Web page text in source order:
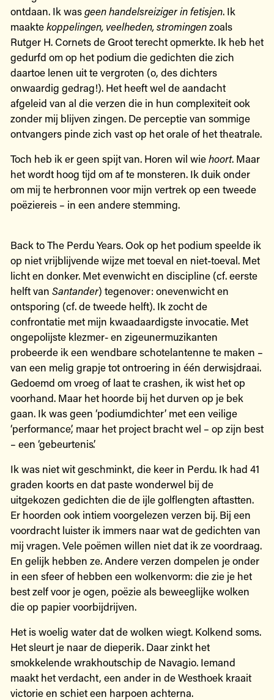
ontdaan. Ik wasgeen handelsreiziger in fetisjen. Ik
maaktekoppelingen, veelheden, stromingenzoals
Rutger H. Cornets de Groot terecht opmerkte. Ik heb het
gedurfd om op het podium die gedichten die zich
daartoe lenen uit te vergroten (o, des dichters
onwaardig gedrag!). Het heeft wel de aandacht
afgeleid van al die verzen die in hun complexiteit ook
zonder mij blijven zingen. De perceptie van sommige
ontvangers pinde zich vast op het orale of het theatrale.
Toch heb ik er geen spijt van. Horen wil wiehoort. Maar
het wordt hoog tijd om af te monsteren. Ik duik onder
om mij te herbronnen voor mijn vertrek op een tweede
poëziereis – in een andere stemming.
Back to The Perdu Years. Ook op het podium speelde ik
op niet vrijblijvende wijze met toeval en niet-toeval. Met
licht en donker. Met evenwicht en discipline (cf. eerste
helft van Santander) tegenover: onevenwicht en
ontsporing (cf. de tweede helft). Ik zocht de
confrontatie met mijn kwaadaardigste invocatie. Met
ongepolijste klezmer- en zigeunermuzikanten
probeerde ik een wendbare schotelantenne te maken –
van een melig grapje tot ontroering in één derwisjdraai.
Gedoemd om vroeg of laat te crashen, ik wist het op
voorhand. Maar het hoorde bij het durven op je bek
gaan. Ik was geen ‘podiumdichter’ met een veilige
‘performance’, maar het project bracht wel – op zijn best
– een ‘gebeurtenis’.
Ik was niet wit geschminkt, die keer in Perdu. Ik had 41
graden koorts en dat paste wonderwel bij de
uitgekozen gedichten die de ijle golflengten aftastten.
Er hoorden ook intiem voorgelezen verzen bij. Bij een
voordracht luister ik immers naar wat de gedichten van
mij vragen. Vele poëmen willen niet dat ik ze voordraag.
En gelijk hebben ze. Andere verzen dompelen je onder
in een sfeer of hebben een wolkenvorm: die zie je het
best zelf voor je ogen, poëzie als beweeglijke wolken
die op papier voorbijdrijven.
Het is woelig water dat de wolken wiegt. Kolkend soms.
Het sleurt je naar de dieperik. Daar zinkt het
smokkelende wrakhoutschip de Navagio. Iemand
maakt het verdacht, een ander in de Westhoek kraait
victorie en schiet een harpoen achterna.